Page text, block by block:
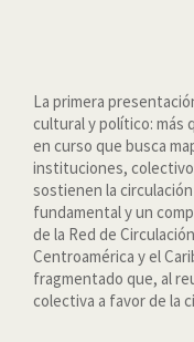
La primera
cultural y político: más
en curso que busca
instituciones,
sostienen la
fundamental y un
de la Red de
Centroamérica y el
fragmentado que, al
colectiva a favor de la